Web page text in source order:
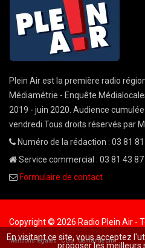
Plein Air est la première radio
Médiamétrie - Enquête
2019 - juin 2020. Audience
vendredi.Tous droits réservés par
Numéro de la rédaction : 03 81
Service commercial : 03 81 43 87
Formulaire de contact
Copyright © 2026 Radio Plein Air -
Mentions légales CGU demande cnil
En visitant ce site, vous acceptez
proposer les meilleurs